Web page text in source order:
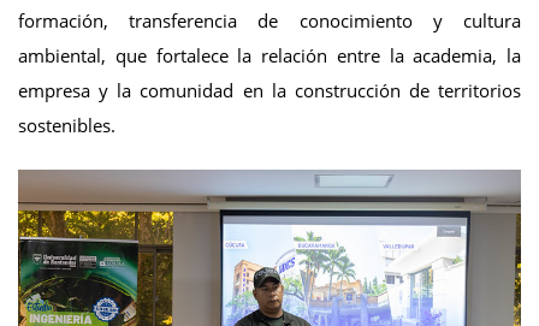
formación, transferencia de conocimiento y cultura
ambiental, que fortalece la relación entre la academia, la
empresa y la comunidad en la construcción de territorios
sostenibles.